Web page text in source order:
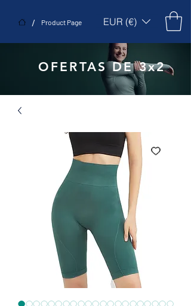
/ Product Page EUR (€)
OFERTAS DE 3x2